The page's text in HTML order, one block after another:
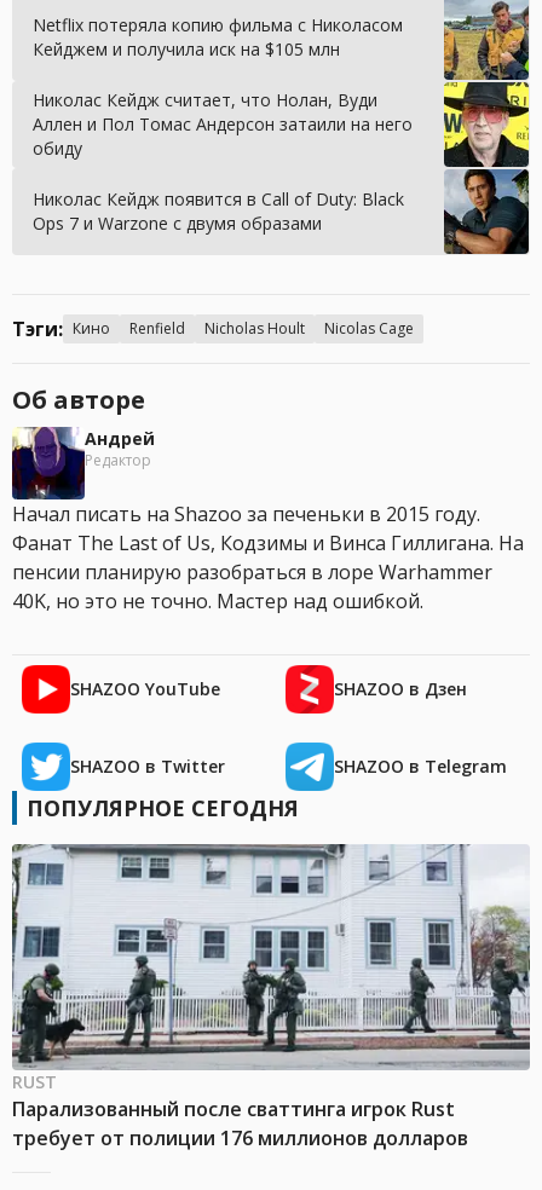
Netflix потеряла копию фильма с Николасом
Кейджем и получила иск на $105 млн
Николас Кейдж считает, что Нолан, Вуди
Аллен и Пол Томас Андерсон затаили на него
обиду
Николас Кейдж появится в Call of Duty: Black
Ops 7 и Warzone с двумя образами
Тэги: Кино Renfield Nicholas Hoult Nicolas Cage
Об авторе
Андрей
Редактор
Начал писать на Shazoo за печеньки в 2015 году.
Фанат The Last of Us, Кодзимы и Винса Гиллигана. На
пенсии планирую разобраться в лоре Warhammer
40K, но это не точно. Мастер над ошибкой.
SHAZOO YouTube SHAZOO в Дзен
SHAZOO в Twitter SHAZOO в Telegram
ПОПУЛЯРНОЕ СЕГОДНЯ
RUST
Парализованный после сваттинга игрок Rust
требует от полиции 176 миллионов долларов